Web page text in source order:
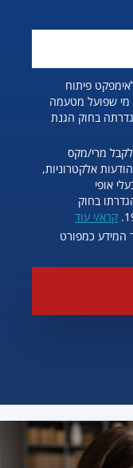
פיתוח
מי שפועל מטעמה
בחוק הגנת
מרי/מקס
אלקטרוניות,
אופי
בחוק
קרא/י עוד
המידע כמפורט